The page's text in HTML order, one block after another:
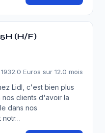
(H/F)
Euros sur 12.0 mois
Lidl, c'est bien plus
clients d'avoir la
dans nos
notr…